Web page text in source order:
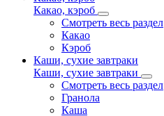
Какао, кэроб
Смотреть весь раздел
Какао
Кэроб
Каши, сухие завтраки
Каши, сухие завтраки
Смотреть весь раздел
Гранола
Каша